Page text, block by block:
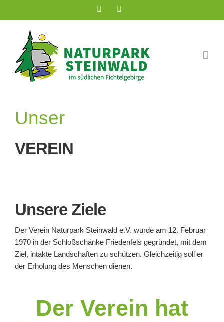
Facebook
Unser
VEREIN
Unsere Ziele
Der Verein Naturpark Steinwald e.V. wurde am 12. Februar
1970 in der Schloßschänke Friedenfels gegründet, mit dem
Ziel, intakte Landschaften zu schützen. Gleichzeitig soll er
der Erholung des Menschen dienen.
Der Verein hat